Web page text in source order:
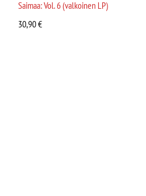
Saimaa: Vol. 6 (valkoinen LP)
30,90€